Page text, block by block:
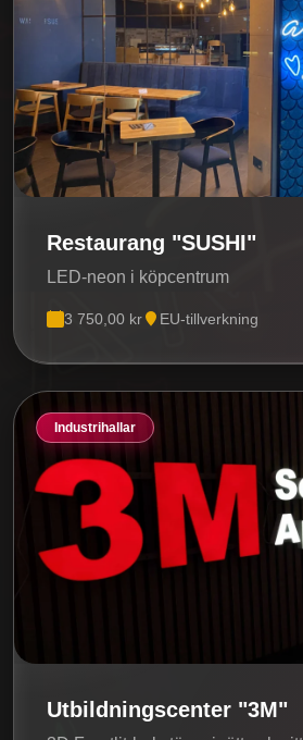
Restaurang "SUSHI"
LED-neon i köpcentrum
3 750,00 kr EU-tillverkning
Industrihallar
Utbildningscenter "3M"